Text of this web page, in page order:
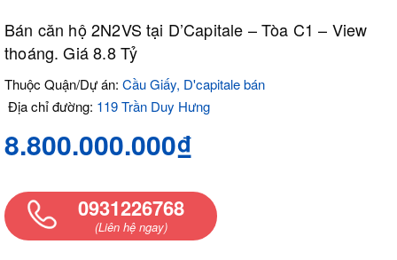
Bán căn hộ 2N2VS tại D’Capitale – Tòa C1 – View
thoáng. Giá 8.8 Tỷ
Thuộc Quận/Dự án: Cầu Giấy, D'capitale bán
Địa chỉ đường: 119 Trần Duy Hưng
8.800.000.000₫
0931226768
(Liên hệ ngay)